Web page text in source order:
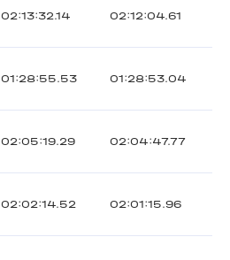
02:13:32.14 02:12:04.61
01:28:55.53 01:28:53.04
02:05:19.29 02:04:47.77
02:02:14.52 02:01:15.96